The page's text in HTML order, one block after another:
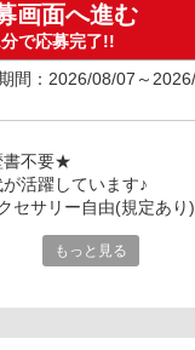
頂くと,
支給(規定有)
+゜・。○。・゜+゜
画面へ進む
で応募完了!!
間：2026/08/07～
書不要★
活躍しています♪
セサリー自由(規定あり)
特別価格で購入OK！！
もっと見る